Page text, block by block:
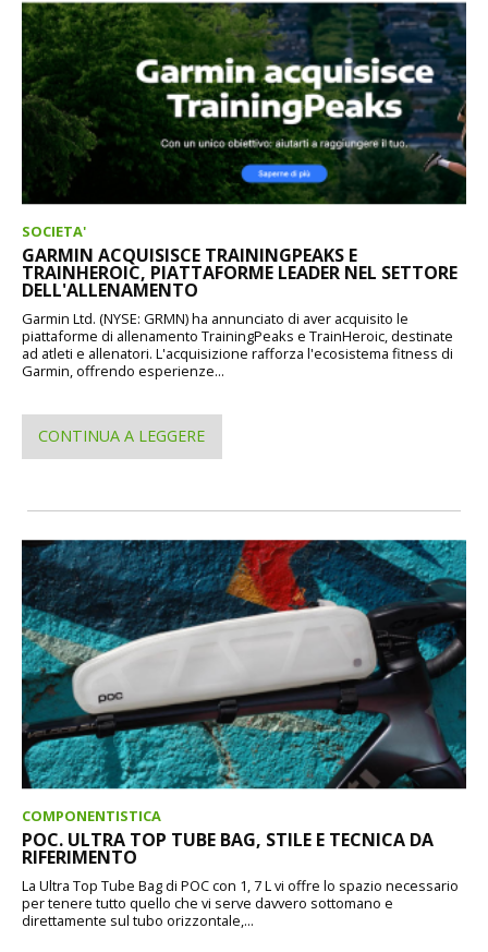
SOCIETA'
GARMIN ACQUISISCE TRAININGPEAKS E
TRAINHEROIC, PIATTAFORME LEADER NEL SETTORE
DELL'ALLENAMENTO
Garmin Ltd. (NYSE: GRMN) ha annunciato di aver acquisito le
piattaforme di allenamento TrainingPeaks e TrainHeroic, destinate
ad atleti e allenatori. L'acquisizione rafforza l'ecosistema fitness di
Garmin, offrendo esperienze...
CONTINUA A LEGGERE
COMPONENTISTICA
POC. ULTRA TOP TUBE BAG, STILE E TECNICA DA
RIFERIMENTO
La Ultra Top Tube Bag di POC con 1, 7 L vi offre lo spazio necessario
per tenere tutto quello che vi serve davvero sottomano e
direttamente sul tubo orizzontale,...